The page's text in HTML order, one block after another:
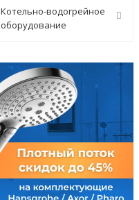
Котельно-водогрейное
оборудование